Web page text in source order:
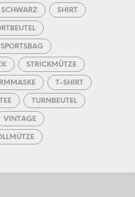
SCHWARZ SHIRT
SPORTSBAG
STRICKMÜTZE
T-SHIRT
TEE TURNBEUTEL
VINTAGE